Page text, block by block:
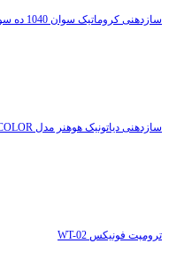
سازدهنی کروماتیک سوان 1040 ده سوراخ
سازدهنی دیاتونیک هوهنر مدل HAPPY COLOR
ترومپت فونیکس WT-02